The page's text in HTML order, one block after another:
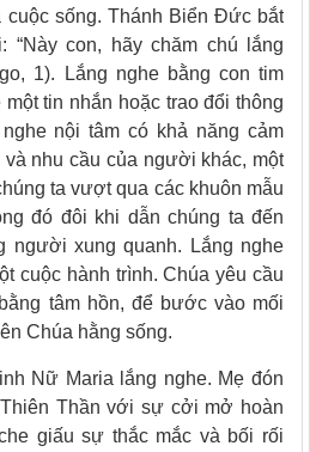
cuộc sống. Thánh Biển Đức bắt
“Này con, hãy chăm chú lắng
1). Lắng nghe bằng con tim
tin nhắn hoặc trao đổi thông
nội tâm có khả năng cảm
nhu cầu của người khác, một
ta vượt qua các khuôn mẫu
đó đôi khi dẫn chúng ta đến
người xung quanh. Lắng nghe
cuộc hành trình. Chúa yêu cầu
tâm hồn, để bước vào mối
Chúa hằng sống.
Nữ Maria lắng nghe. Mẹ đón
Thần với sự cởi mở hoàn
giấu sự thắc mắc và bối rối